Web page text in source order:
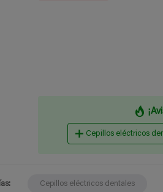
Cepillos eléctricos
Cepillos eléctricos dentales